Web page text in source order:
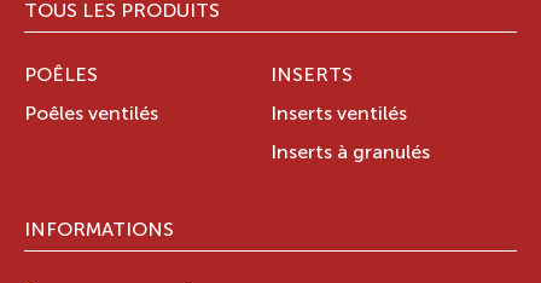
TOUS LES PRODUITS
POÊLES
Poêles ventilés
INSERTS
Inserts ventilés
Inserts à granulés
INFORMATIONS